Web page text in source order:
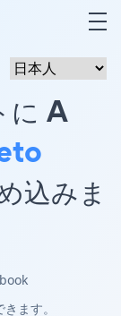
に A
込みま
ます。